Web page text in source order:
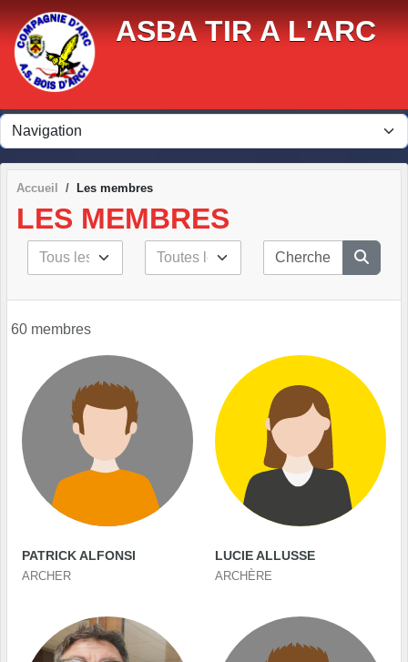
ASBA TIR A L'ARC
Accueil Les membres
LES MEMBRES
60 membres
PATRICK ALFONSI
ARCHER
LUCIE ALLUSSE
ARCHÈRE
Panneau de gestion des cookies